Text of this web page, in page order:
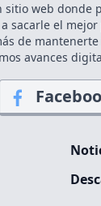
sitio web donde
sacarle el mejor
de
avances